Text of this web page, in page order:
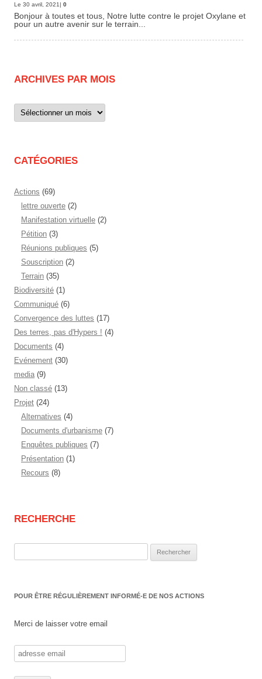
Le 30 avril, 2021| 0
Bonjour à toutes et tous, Notre lutte contre le projet Oxylane et
pour un autre avenir sur le terrain...
ARCHIVES PAR MOIS
Archives
par
CATÉGORIES
Actions (69)
lettre ouverte (2)
Manifestation virtuelle (2)
Pétition (3)
Réunions publiques (5)
Souscription (2)
Terrain (35)
Biodiversité (1)
Communiqué (6)
Convergence des luttes (17)
Des terres, pas d'Hypers ! (4)
Documents (4)
Evénement (30)
media (9)
Non classé (13)
Projet (24)
Alternatives (4)
Documents d'urbanisme (7)
Enquêtes publiques (7)
Présentation (1)
Recours (8)
RECHERCHE
POUR ÊTRE RÉGULIÈREMENT INFORMÉ-E DE NOS ACTIONS
Merci de laisser votre email